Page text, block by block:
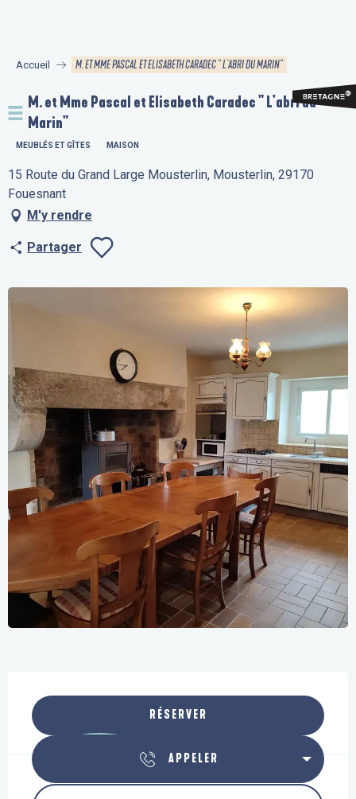
principal
Accueil M. ET MME PASCAL ET ELISABETH CARADEC " L'ABRI DU MARIN"
M. et Mme Pascal et Elisabeth Caradec " L'abri du
Marin"
MEUBLÉS ET GÎTES MAISON
15 Route du Grand Large Mousterlin, Mousterlin, 29170
Fouesnant
M'y rendre
Partager
RÉSERVER
APPELER